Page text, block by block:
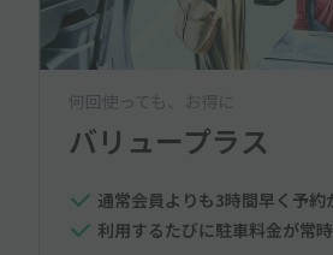
何回使っても、お得に
バリュープラス
通常会員よりも3時間早く予約
利用するたびに駐車料金が常